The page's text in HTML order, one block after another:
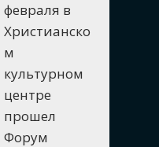
февраля в
Христианско
м
культурном
центре
прошел
Форум